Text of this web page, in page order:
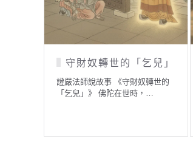
守財奴轉世的「乞兒」
證嚴法師說故事 《守財奴轉世的
「乞兒」》 佛陀在世時，…